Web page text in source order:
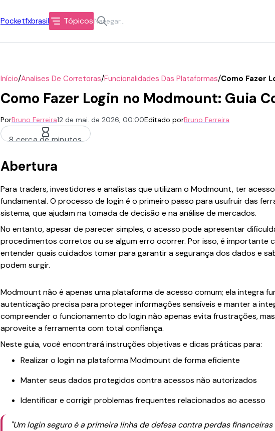
Pocketfxbrasil Tópicos
Início/Analises De Corretoras/Funcionalidades Das Plataformas/Como Fazer
Como Fazer Login no Modmount: Guia
PorBruno Ferreira12 de mai. de 2026, 00:00Editado porBruno Ferreira
8 cerca de minutos
Abertura
Para traders, investidores e analistas que utilizam o Modmount, ter
fundamental. O processo de login é o primeiro passo para usufruir das
sistema, que ajudam na tomada de decisão e na análise de mercados.
No entanto, apesar de parecer simples, o acesso pode apresentar
procedimentos corretos ou se algum erro ocorrer. Por isso, é importante
entender quais cuidados tomar para garantir a segurança dos dados e
podem surgir.
Modmount não é apenas uma plataforma de acesso comum; ela integra
autenticação precisa para proteger informações sensíveis e manter a
compreender o funcionamento do login não apenas evita frustrações,
aproveite a ferramenta com total confiança.
Neste guia, você encontrará instruções objetivas e dicas práticas para:
Realizar o login na plataforma Modmount de forma eficiente
Manter seus dados protegidos contra acessos não autorizados
Identificar e corrigir problemas frequentes relacionados ao acesso
"Um login seguro é a primeira linha de defesa contra perdas